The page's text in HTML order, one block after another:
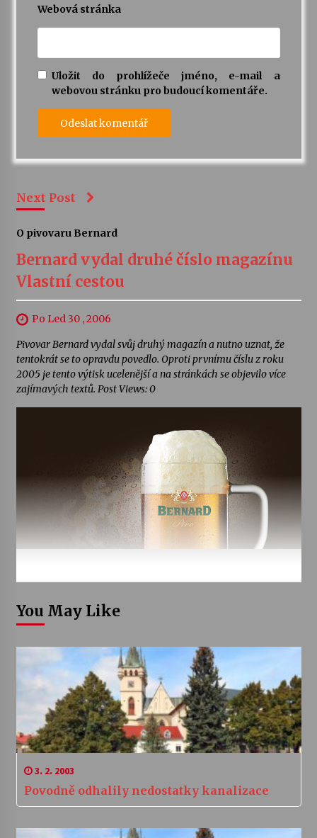
Webová stránka
Uložit do prohlížeče jméno, e-mail a
webovou stránku pro budoucí komentáře.
Next Post
O pivovaru Bernard
Bernard vydal druhé číslo magazínu
Vlastní cestou
Po Led 30 , 2006
Pivovar Bernard vydal svůj druhý magazín a nutno uznat, že
tentokrát se to opravdu povedlo. Oproti prvnímu číslu z roku
2005 je tento výtisk ucelenější a na stránkách se objevilo více
zajímavých textů. Post Views: 0
You May Like
3. 2. 2003
Povodně odhalily nedostatky kanalizace